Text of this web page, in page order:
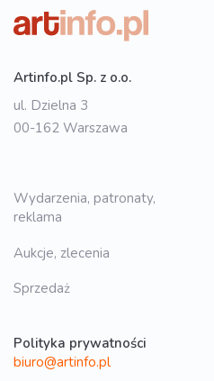
Artinfo.pl Sp. z o.o.
ul. Dzielna 3
00-162 Warszawa
Wydarzenia, patronaty,
reklama
Aukcje, zlecenia
Sprzedaż
Polityka prywatności
biuro@artinfo.pl